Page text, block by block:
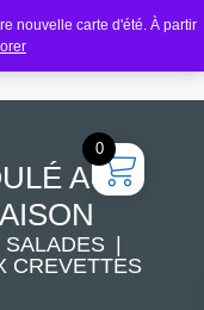
nouvelle carte d'été. À partir
AUX
SALADES
CREVETTES
0